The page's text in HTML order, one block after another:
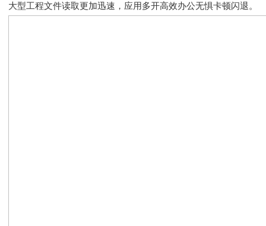
大型工程文件读取更加迅速，应用多开高效办公无惧卡顿闪退。